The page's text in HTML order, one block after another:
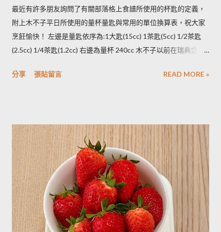
凍。必須注意的是，在馬鈴薯冷凍的過程，水分會與澱粉脫離，
所以解凍馬鈴薯塊時馬鈴薯會出水，不同的馬鈴薯品種，出水程
度不同，可依料理需求選擇；冷凍庫的幸福生活提案一書提到：
將馬鈴薯壓成泥，可以改善馬鈴薯解凍後水水軟軟的狀態。木不
被附近的馬鈴薯泥吸收。 2014/12/12補充from Patty： 1.新鮮現
落擺放三個月。...
最近有許多朋友詢問了有關部落格上食譜所使用的杯匙的定義，
附上木不子平日所使用的量杯量匙與常用的單位換算表，祝大家
烹飪愉快！ 左邊是量匙依序為:1大匙(15cc) 1茶匙(5cc) 1/2茶匙
(2.5cc) 1/4茶匙(1.2cc) 右邊為量杯 240cc 木不子以前在瑞典念書
用材料容量重量換算表 名稱 1 小匙 (1t) 1 大匙(1T) 1 杯(1cup)
3.9g --------- --------- 可可粉 2g 6g 80g 乾酵母 3.3g 10g --------- 吉
利丁粉 3.3g 10g 細鹽 4.3g 13g ---------- 細砂糖 4g 13g 170g 粗砂
糖 4g 13g 170g 糖粉 2g 6g 100g 蜂蜜 7g 22g 290g 沙拉油 4g
14g 190g 鮮奶油 5g 15g 200g 奶油 4.5g 14g 205g 酥油 4g 13g
180g 牛奶 6g 17g 210g 煉乳 6g 17.5g 240g 優格 5g 15g 210g 清
水 5g 15g 200g 可可粉 2g 6g 80g 即溶咖啡 2g 6g 70g 葡萄乾 ----
- ------- 170g 引用自 Mami的魔法廚房 ...
分享 張貼留言 READ MORE »